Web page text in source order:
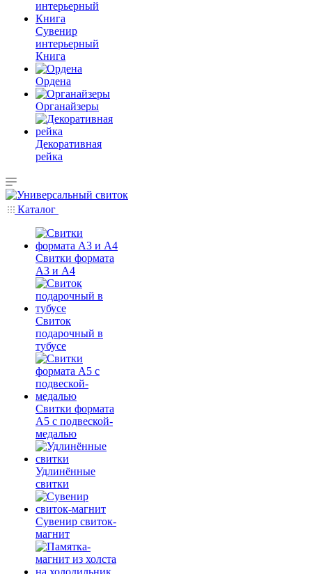
Сувенир
интерьерный
Книга
Ордена
Органайзеры
Декоративная
рейка
Каталог
Свитки формата
А3 и А4
Свиток
подарочный в
тубусе
Свитки формата
А5 с подвеской-
медалью
Удлинённые
свитки
Сувенир свиток-
магнит